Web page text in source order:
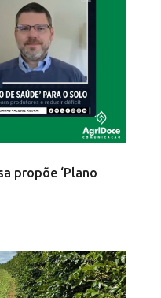
propõe ‘Plano